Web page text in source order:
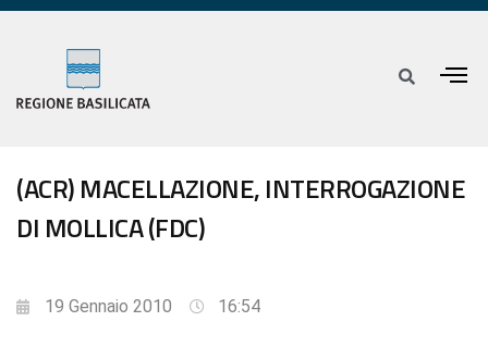
(ACR) MACELLAZIONE, INTERROGAZIONE
DI MOLLICA (FDC)
19 Gennaio 2010 16:54